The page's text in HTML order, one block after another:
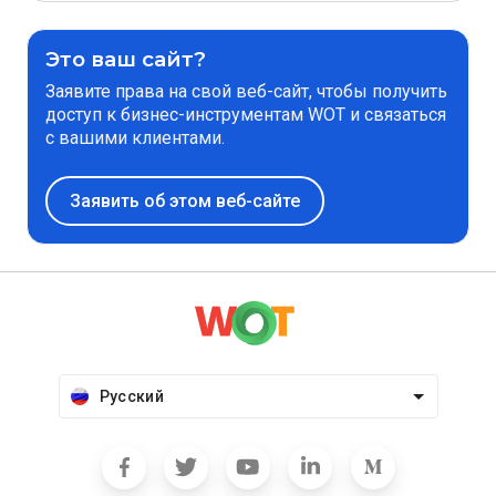
Это ваш сайт?
Заявите права на свой веб-сайт, чтобы получить
доступ к бизнес-инструментам WOT и связаться
с вашими клиентами.
Заявить об этом веб-сайте
Русский